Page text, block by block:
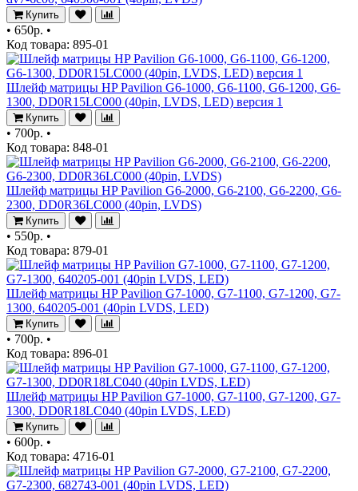
Купить
• 650р. •
Код товара: 895-01
Шлейф матрицы HP Pavilion G6-1000, G6-1100, G6-1200, G6-
1300, DD0R15LC000 (40pin, LVDS, LED) версия 1
Купить
• 700р. •
Код товара: 848-01
Шлейф матрицы HP Pavilion G6-2000, G6-2100, G6-2200, G6-
2300, DD0R36LC000 (40pin, LVDS)
Купить
• 550р. •
Код товара: 879-01
Шлейф матрицы HP Pavilion G7-1000, G7-1100, G7-1200, G7-
1300, 640205-001 (40pin LVDS, LED)
Купить
• 700р. •
Код товара: 896-01
Шлейф матрицы HP Pavilion G7-1000, G7-1100, G7-1200, G7-
1300, DD0R18LC040 (40pin LVDS, LED)
Купить
• 600р. •
Код товара: 4716-01